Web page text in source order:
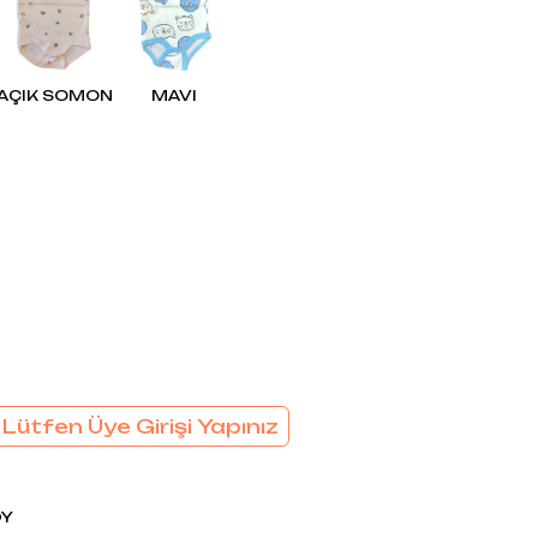
SÜTYEN TAKIM
KADIN
ÇAMAŞIR
SOMON MAVI
Üye Girişi Yapınız